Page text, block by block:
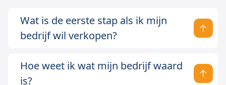
Wat is de eerste stap als ik mijn
bedrijf wil verkopen?
Hoe weet ik wat mijn bedrijf waard
is?